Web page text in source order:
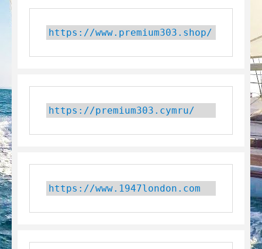
https://www.premium303.shop/
https://premium303.cymru/
https://www.1947london.com